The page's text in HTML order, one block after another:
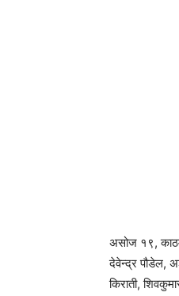
असोज १९,
देवेन्द्र पौडेल,
किराती,